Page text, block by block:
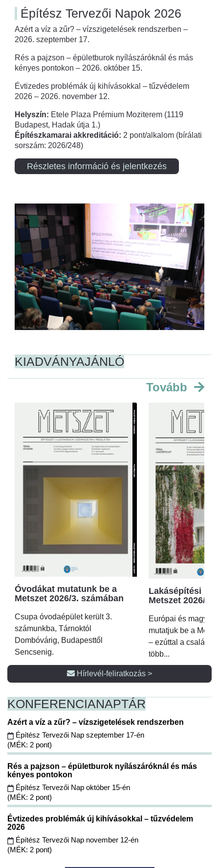
Építész Tervezői Napok 2026
Azért a víz a zűr? – vízszigetelések rendszerben –
2026. szeptember 17.
Rés a pajzson – épületburok nyílászáróknál és más
kényes pontokon – 2026. október 15.
Évtizedes problémák új kihívásokkal – tűzvédelem
2026 – 2026. november 12.
Helyszín: Etele Plaza Prémium Moziterem (1119
Budapest, Hadak útja 1.)
Építészkamarai akkreditáció: 2 pont/alkalom (bírálati
sorszám: 2026/248)
Részletes információ és jelentkezés
KIADVÁNYAJÁNLÓ
Tovább
Óvodákat mutatunk be a
Metszet 2026/3. számában
Csupa óvodaépület került 3.
számunkba, Tárnoktól
Dombóvárig, Budapesttől
Sencsenig.
Lakásépítési
Metszet 2026/2.
Európai és magyar
mutatjuk be a
– ezúttal a családi
több...
Hírlevél-feliratkozás >
KONFERENCIANAPTÁR
Azért a víz a zűr? – vízszigetelések rendszerben
Építész Tervezői Nap szeptember 17-én
(MÉK: 2 pont)
Rés a pajzson – épületburok nyílászáróknál és más
kényes pontokon
Építész Tervezői Nap október 15-én
(MÉK: 2 pont)
Évtizedes problémák új kihívásokkal – tűzvédelem
2026
Építész Tervezői Nap november 12-én
(MÉK: 2 pont)